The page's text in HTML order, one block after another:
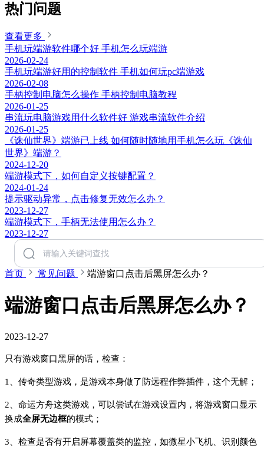
热门问题
查看更多
手机玩端游软件哪个好 手机怎么玩端游
2026-02-24
手机玩端游好用的控制软件 手机如何玩pc端游戏
2026-02-08
手柄控制电脑怎么操作 手柄控制电脑教程
2026-01-25
串流玩电脑游戏用什么软件好 游戏串流软件介绍
2026-01-25
《诛仙世界》端游已上线 如何随时随地用手机怎么玩《诛仙
世界》端游？
2024-12-20
端游模式下，如何自定义按键配置？
2024-01-24
提示驱动异常，点击修复无效怎么办？
2023-12-27
端游模式下，手柄无法使用怎么办？
2023-12-27
首页 常见问题 端游窗口点击后黑屏怎么办？
端游窗口点击后黑屏怎么办？
2023-12-27
只有游戏窗口黑屏的话，检查：
1、传奇类型游戏，是游戏本身做了防远程作弊插件，这个无解；
2、命运方舟这类游戏，可以尝试在游戏设置内，将游戏窗口显示
换成全屏无边框的模式；
3、检查是否有开启屏幕覆盖类的监控，如微星小飞机、识别颜色